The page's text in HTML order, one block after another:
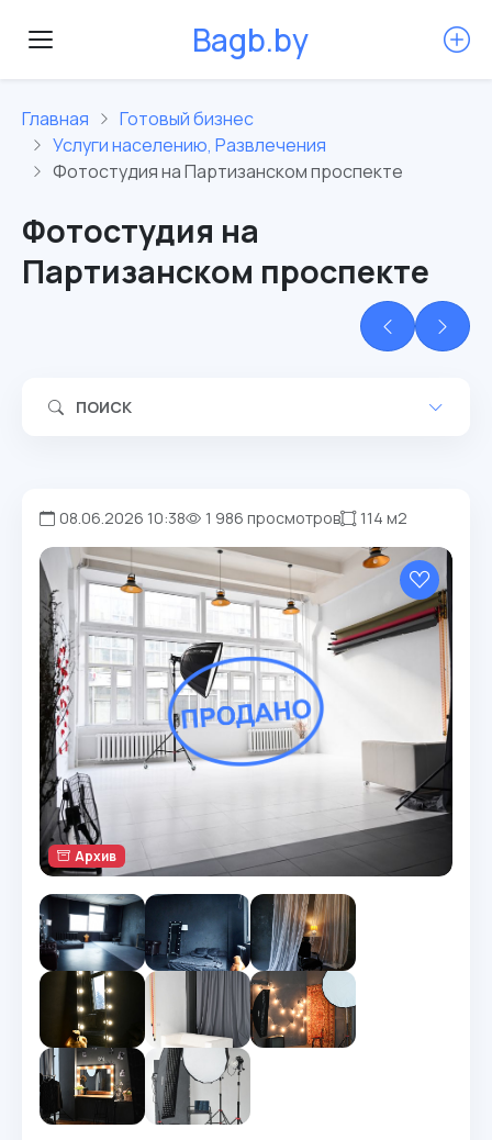
Bagb.by
Главная
Готовый бизнес
Услуги населению, Развлечения
Фотостудия на Партизанском проспекте
Фотостудия на
Партизанском проспекте
ПОИСК
08.06.2026 10:38 1 986 просмотров 114 м2
Архив